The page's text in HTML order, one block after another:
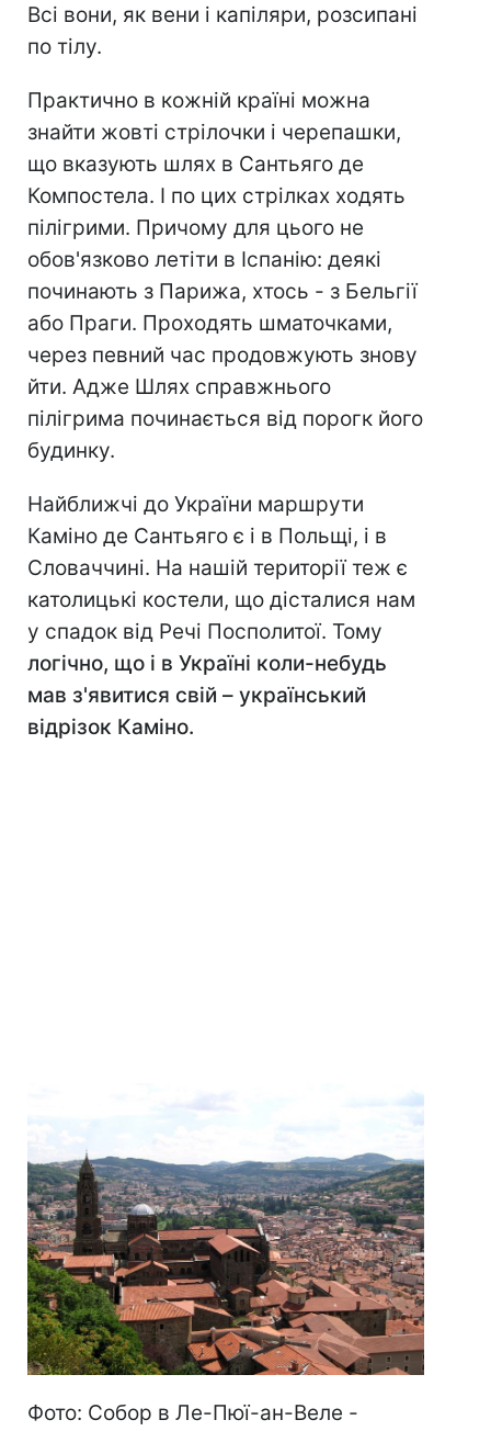
Всі вони, як вени і капіляри, розсипані
по тілу.
Практично в кожній країні можна
знайти жовті стрілочки і черепашки,
що вказують шлях в Сантьяго де
Компостела. І по цих стрілках ходять
пілігрими. Причому для цього не
обов'язково летіти в Іспанію: деякі
починають з Парижа, хтось - з Бельгії
або Праги. Проходять шматочками,
через певний час продовжують знову
йти. Адже Шлях справжнього
пілігрима починається від порогк його
будинку.
Найближчі до України маршрути
Каміно де Сантьяго є і в Польщі, і в
Словаччині. На нашій території теж є
католицькі костели, що дісталися нам
у спадок від Речі Посполитої. Тому
логічно, що і в Україні коли-небудь
мав з'явитися свій – український
відрізок Каміно.
Фото: Собор в Ле-Пюї-ан-Веле -